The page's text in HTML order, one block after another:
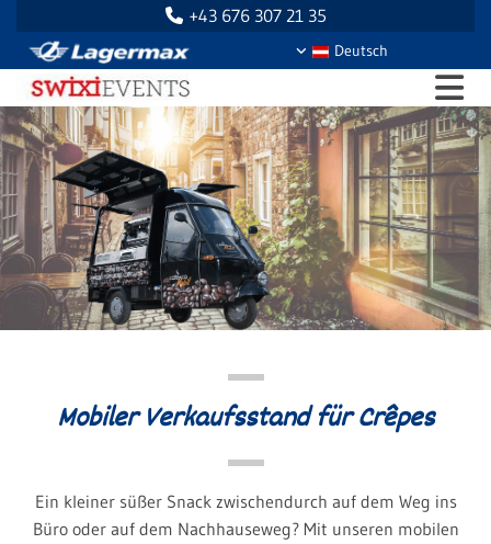
+43 676 307 21 35
Deutsch
Mobiler Verkaufsstand für Crêpes
Ein kleiner süßer Snack zwischendurch auf dem Weg ins
Büro oder auf dem Nachhauseweg? Mit unseren mobilen